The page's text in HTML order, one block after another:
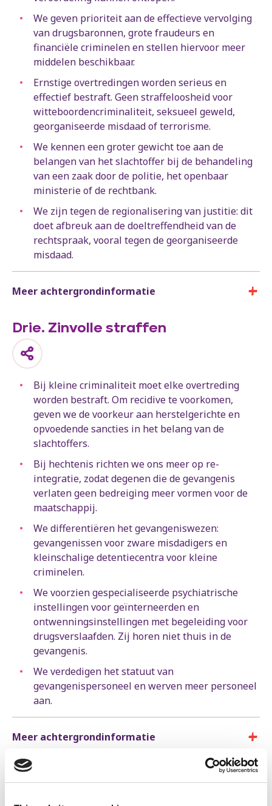
We geven prioriteit aan de effectieve vervolging
van drugsbaronnen, grote fraudeurs en
financiële criminelen en stellen hiervoor meer
middelen beschikbaar.
Ernstige overtredingen worden serieus en
effectief bestraft. Geen straffeloosheid voor
witteboordencriminaliteit, seksueel geweld,
georganiseerde misdaad of terrorisme.
We kennen een groter gewicht toe aan de
belangen van het slachtoffer bij de behandeling
van een zaak door de politie, het openbaar
ministerie of de rechtbank.
We zijn tegen de regionalisering van justitie: dit
doet afbreuk aan de doeltreffendheid van de
rechtspraak, vooral tegen de georganiseerde
misdaad.
Meer achtergrondinformatie
Drie. Zinvolle straffen
Bij kleine criminaliteit moet elke overtreding
worden bestraft. Om recidive te voorkomen,
geven we de voorkeur aan herstelgerichte en
opvoedende sancties in het belang van de
slachtoffers.
Bij hechtenis richten we ons meer op re-
integratie, zodat degenen die de gevangenis
verlaten geen bedreiging meer vormen voor de
maatschappij.
We differentiëren het gevangeniswezen:
gevangenissen voor zware misdadigers en
kleinschalige detentiecentra voor kleine
criminelen.
We voorzien gespecialiseerde psychiatrische
instellingen voor geïnterneerden en
ontwenningsinstellingen met begeleiding voor
drugsverslaafden. Zij horen niet thuis in de
gevangenis.
We verdedigen het statuut van
gevangenispersoneel en werven meer personeel
aan.
Meer achtergrondinformatie
Vier. De burgers betrekken